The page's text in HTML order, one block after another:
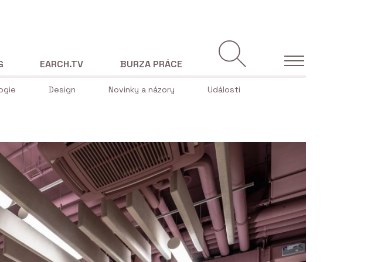
Design Novinky a názory Události
EARCH.TV BURZA PRÁCE